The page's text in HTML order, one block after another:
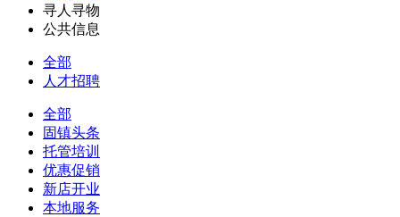
寻人寻物
公共信息
全部
人才招聘
全部
固镇头条
托管培训
优惠促销
新店开业
本地服务